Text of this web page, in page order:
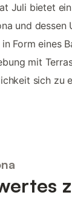
Juli bietet
und dessen
Form eines
mit
sich zu